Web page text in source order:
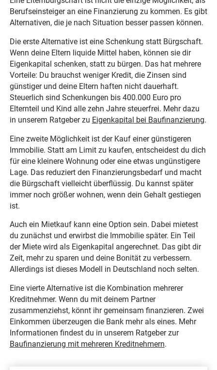
Berufseinsteiger an eine Finanzierung zu kommen. Es gibt
Alternativen, die je nach Situation besser passen können.
Die erste Alternative ist eine Schenkung statt Bürgschaft.
Wenn deine Eltern liquide Mittel haben, können sie dir
Eigenkapital schenken, statt zu bürgen. Das hat mehrere
Vorteile: Du brauchst weniger Kredit, die Zinsen sind
günstiger und deine Eltern haften nicht dauerhaft.
Steuerlich sind Schenkungen bis 400.000 Euro pro
Elternteil und Kind alle zehn Jahre steuerfrei. Mehr dazu
in unserem Ratgeber zu Eigenkapital bei Baufinanzierung.
Eine zweite Möglichkeit ist der Kauf einer günstigeren
Immobilie. Statt am Limit zu kaufen, entscheidest du dich
für eine kleinere Wohnung oder eine etwas ungünstigere
Lage. Das reduziert den Finanzierungsbedarf und macht
die Bürgschaft vielleicht überflüssig. Du kannst später
immer noch größer wohnen, wenn dein Gehalt gestiegen
ist.
Auch ein Mietkauf kann eine Option sein. Dabei mietest
du zunächst und erwirbst die Immobilie später. Ein Teil
der Miete wird als Eigenkapital angerechnet. Das gibt dir
Zeit, mehr zu sparen und deine Bonität zu verbessern.
Allerdings ist dieses Modell in Deutschland noch selten.
Eine vierte Alternative ist die Kombination mehrerer
Kreditnehmer. Wenn du mit deinem Partner
zusammenziehst, könnt ihr gemeinsam finanzieren. Zwei
Einkommen überzeugen die Bank mehr als eines. Mehr
Informationen findest du in unserem Ratgeber zur
Baufinanzierung mit mehreren Kreditnehmern.